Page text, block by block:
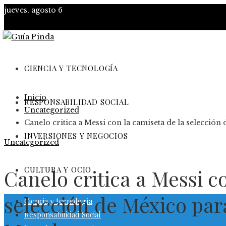
jueves, agosto 6
CIENCIA Y TECNOLOGÍA
RESPONSABILIDAD SOCIAL
INVERSIONES Y NEGOCIOS
CULTURA Y OCIO
Ciencia y tecnología
Responsabilidad Social
Inicio
Uncategorized
Canelo critica a Messi con la camiseta de la
Uncategorized
Canelo critica a Messi
selección de México